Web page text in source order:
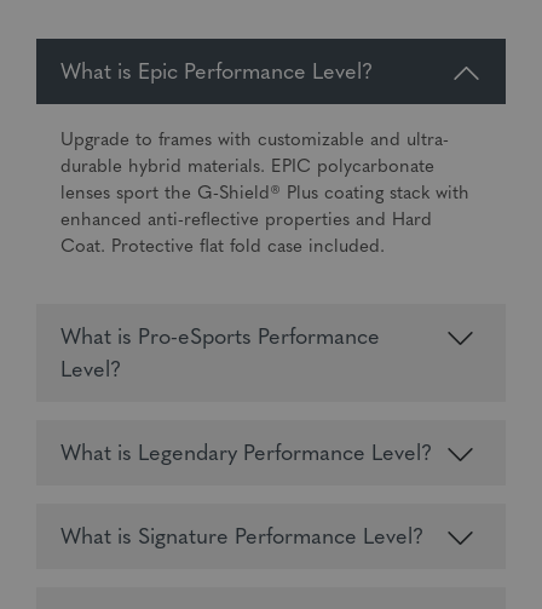
What is Epic Performance Level?
Upgrade to frames with customizable and ultra-
durable hybrid materials. EPIC polycarbonate
lenses sport the G-Shield® Plus coating stack with
enhanced anti-reflective properties and Hard
Coat. Protective flat fold case included.
What is Pro-eSports Performance
Level?
What is Legendary Performance Level?
What is Signature Performance Level?